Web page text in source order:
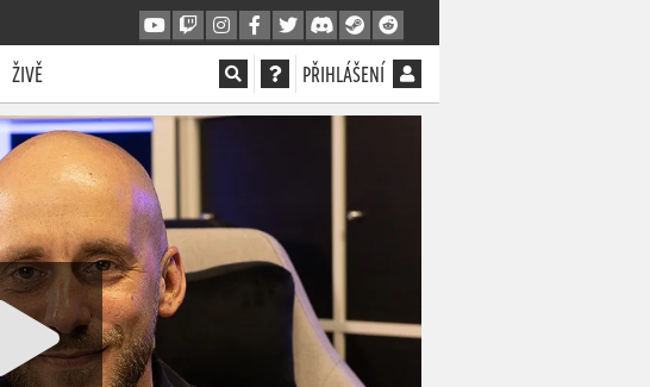
ŽIVĚ PŘIHLÁŠENÍ